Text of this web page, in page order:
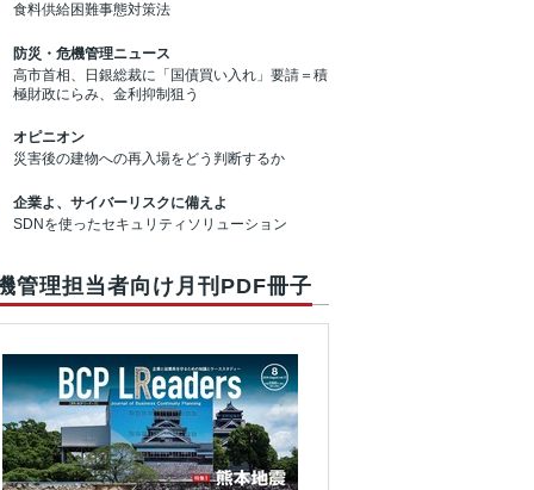
食料供給困難事態対策法
防災・危機管理ニュース
高市首相、日銀総裁に「国債買い入れ」要請＝積
極財政にらみ、金利抑制狙う
オピニオン
災害後の建物への再入場をどう判断するか
企業よ、サイバーリスクに備えよ
SDNを使ったセキュリティソリューション
管理担当者向け月刊PDF冊子